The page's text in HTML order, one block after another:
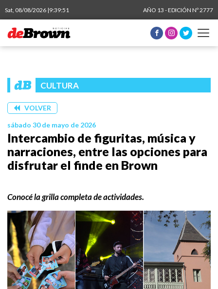
Sat, 08/08/2026 |9:39:51 AÑO 13 - EDICIÓN Nº 2777
CULTURA
VOLVER
sábado 30 de mayo de 2026
Intercambio de figuritas, música y
narraciones, entre las opciones para
disfrutar el finde en Brown
Conocé la grilla completa de actividades.